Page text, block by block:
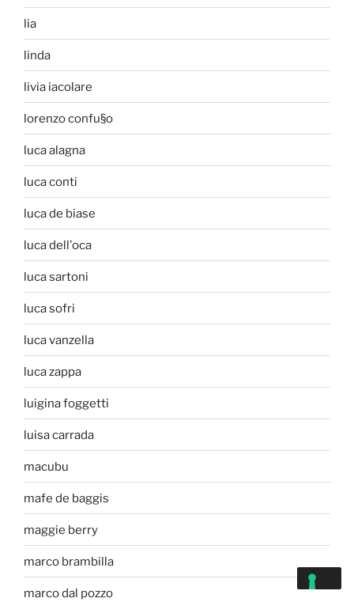
lia
linda
livia iacolare
lorenzo confu§o
luca alagna
luca conti
luca de biase
luca dell'oca
luca sartoni
luca sofri
luca vanzella
luca zappa
luigina foggetti
luisa carrada
macubu
mafe de baggis
maggie berry
marco brambilla
marco dal pozzo